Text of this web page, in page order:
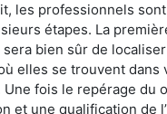
les professionnels
étapes. La
bien sûr de
elles se trouvent dans
fois le repérage du
et une qualification de